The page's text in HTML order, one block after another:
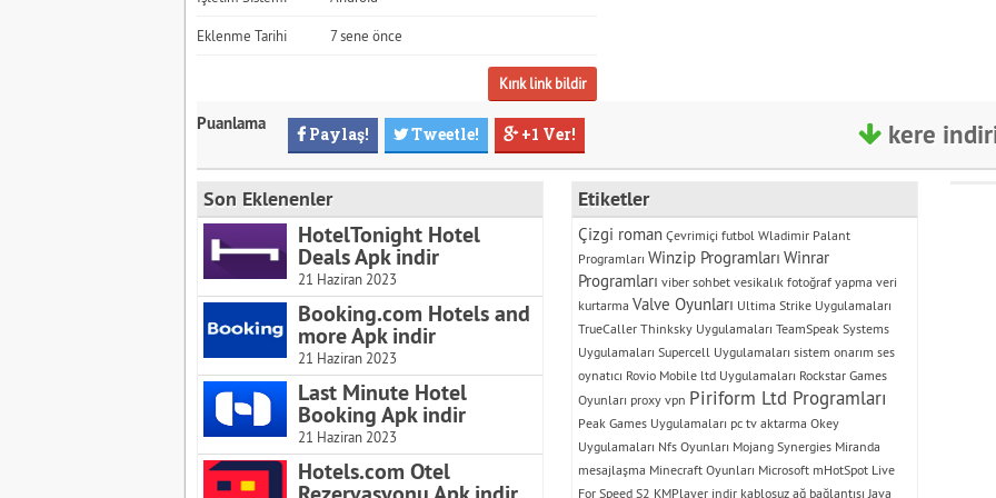
Eklenme Tarihi 7 sene önce
Kırık link bildir
Puanlama kere
Paylaş! Tweetle! +1 Ver!
Son Eklenenler
HotelTonight Hotel
Deals Apk indir
21 Haziran 2023
Booking.com Hotels and
more Apk indir
21 Haziran 2023
Last Minute Hotel
Booking Apk indir
21 Haziran 2023
Hotels.com Otel
Etiketler
Çizgi roman Çevrimiçi futbol Wladimir Palant
Programları Winzip Programları Winrar
Programları viber sohbet vesikalık fotoğraf yapma veri
kurtarma Valve Oyunları Ultima Strike Uygulamaları
TrueCaller Thinksky Uygulamaları TeamSpeak Systems
Uygulamaları Supercell Uygulamaları sistem onarım ses
oynatıcı Rovio Mobile ltd Uygulamaları Rockstar Games
Oyunları proxy vpn Piriform Ltd Programları
Peak Games Uygulamaları pc tv aktarma Okey
Uygulamaları Nfs Oyunları Mojang Synergies Miranda
mesajlaşma Minecraft Oyunları Microsoft mHotSpot Live
For Speed S2 KMPlayer indir kablosuz ağ bağlantısı Java